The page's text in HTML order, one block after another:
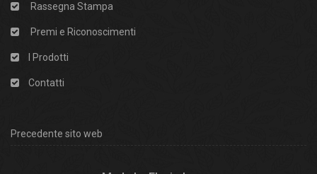
Rassegna Stampa
Premi e Riconoscimenti
I Prodotti
Contatti
Precedente sito web